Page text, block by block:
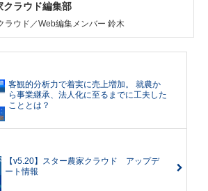
クラウド編集部
ラウド／Web編集メンバー 鈴木
客観的分析力で着実に売上増加。 就農か
ら事業継承、法人化に至るまでに工夫した
こととは？
【v5.20】スター農家クラウド アップデ
ート情報